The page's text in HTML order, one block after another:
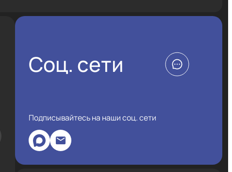
Соц. сети
Подписывайтесь на наши соц. сети